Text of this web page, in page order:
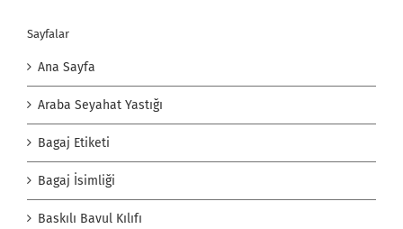
Sayfalar
Ana Sayfa
Araba Seyahat Yastığı
Bagaj Etiketi
Bagaj İsimliği
Baskılı Bavul Kılıfı